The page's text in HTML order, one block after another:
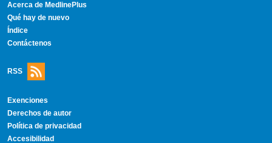
Acerca de MedlinePlus
Qué hay de nuevo
Índice
Contáctenos
RSS
Exenciones
Derechos de autor
Política de privacidad
Accesibilidad